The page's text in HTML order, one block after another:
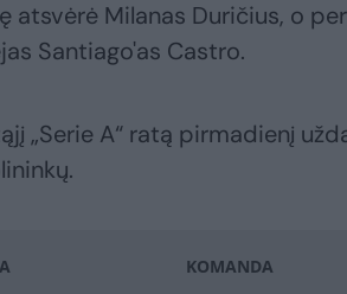
atsvėrė Milanas Duričius, o
Santiago'as Castro.
„Serie A“ ratą pirmadienį
KOMANDA